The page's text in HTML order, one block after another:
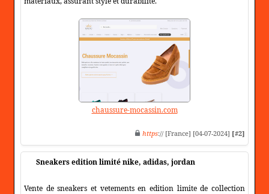
chaussure-mocassin.com
https:// [France] [04-07-2024] [#2]
Sneakers edition limité nike, adidas, jordan
Vente de sneakers et vetements en edition limite de collection